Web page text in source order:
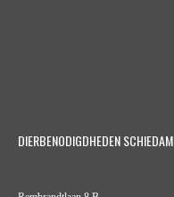
DIERBENODIGDHEDEN SCHIEDAM